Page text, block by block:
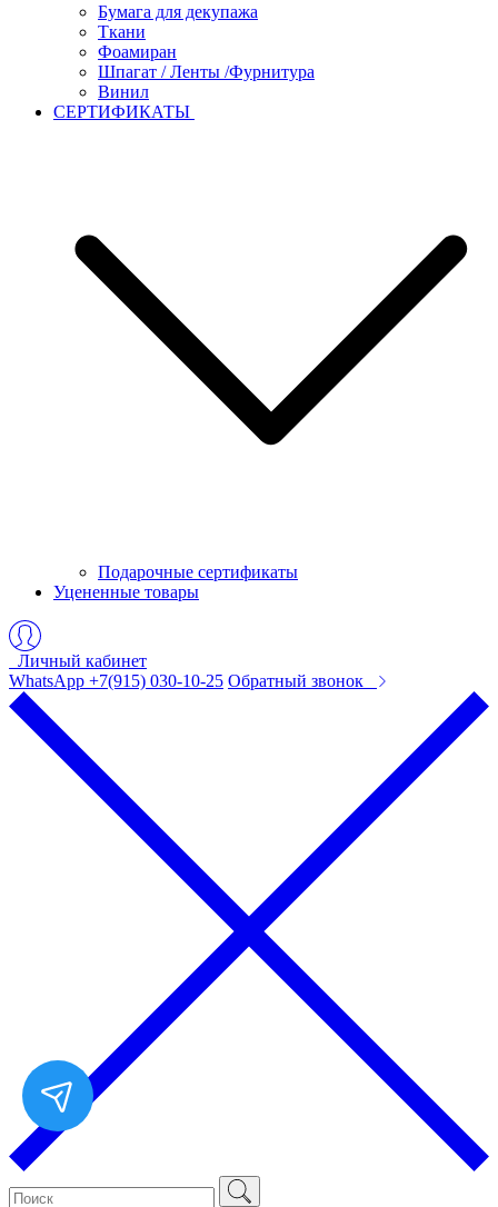
Бумага для декупажа
Ткани
Фоамиран
Шпагат / Ленты /Фурнитура
Винил
СЕРТИФИКАТЫ
Подарочные сертификаты
Уцененные товары
Личный кабинет
WhatsApp +7(915) 030-10-25 Обратный звонок